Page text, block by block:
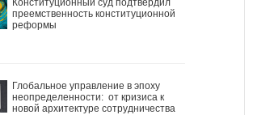
преемственность конституционной
реформы
Глобальное управление в эпоху
неопределенности: от кризиса к
новой архитектуре сотрудничества